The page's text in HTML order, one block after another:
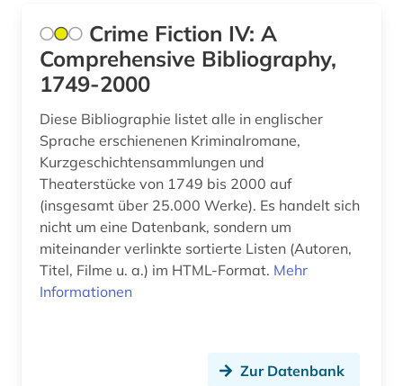
großbritannien (4)
gummi (1)
handschrift (1)
hebräisch (1)
wissenschaftler (1)
helmut schmidt (1)
Crime Fiction IV: A
Comprehensive Bibliography,
1749-2000
Diese Bibliographie listet alle in englischer
Sprache erschienenen Kriminalromane,
Kurzgeschichtensammlungen und
Theaterstücke von 1749 bis 2000 auf
(insgesamt über 25.000 Werke). Es handelt sich
nicht um eine Datenbank, sondern um
miteinander verlinkte sortierte Listen (Autoren,
Titel, Filme u. a.) im HTML-Format. Mehr
Informationen
Zur Datenbank